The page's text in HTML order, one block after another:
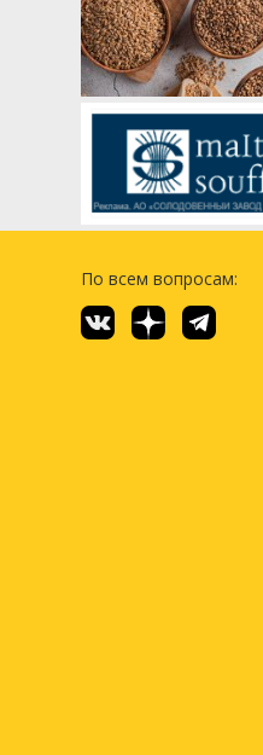
По всем вопросам: